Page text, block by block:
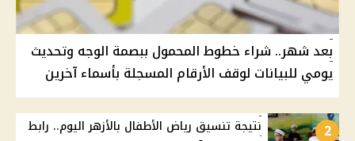
بعد شهر.. شراء خطوط المحمول ببصمة الوجه وتحديث
يومي للبيانات لوقف الأرقام المسجلة بأسماء آخرين
2
نتيجة تنسيق رياض الأطفال بالأزهر اليوم.. رابط